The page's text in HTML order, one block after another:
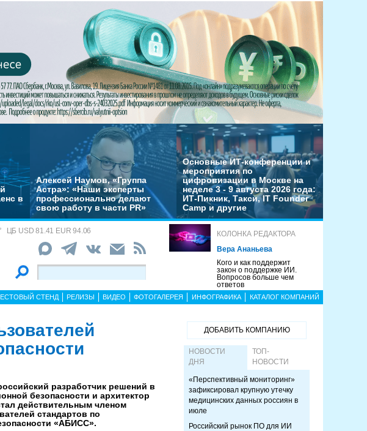
в
Алексей Наумов, «Группа
Астра»: «Наши эксперты
профессионально делают
свою работу в части PR»
Основные ИТ-конференции и
мероприятия по
цифровизации в Москве на
неделе 3 - 9 августа 2026 года:
ИТ-Пикник, Такси, IT Founder
Camp и другие
ЦБ USD 81.41 EUR 94.06
КОЛОНКА РЕДАКТОРА
Вера Ананьева
Кого и как поддержит
закон о поддержке ИИ.
Вопросов больше чем
ответов
СТЕНД РЕЛИЗЫ ВИДЕО ФОТОГАЛЕРЕЯ ИНФОГРАФИКА КАТАЛОГ КОМПАНИЙ
разработчик решений в
безопасности и архитектор
действительным членом
стандартов по
«АБИСС».
ДОБАВИТЬ КОМПАНИЮ
НОВОСТИ
ДНЯ
ТОП-
НОВОСТИ
«Перспективный мониторинг»
зафиксировал крупную утечку
медицинских данных россиян в
июле
Российский рынок ПО для ИИ